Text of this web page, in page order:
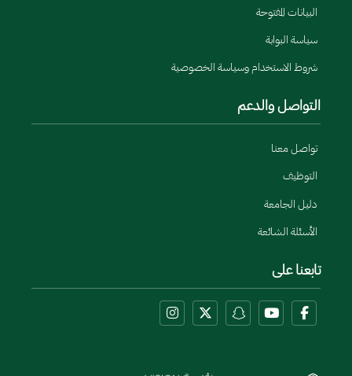
البيانات المفتوحة
سياسة البوابة
شروط الاستخدام وسياسة الخصوصية
التواصل والدعم
تواصل معنا
التوظيف
دليل الجامعة
الأسئلة الشائعة
تابعنا على